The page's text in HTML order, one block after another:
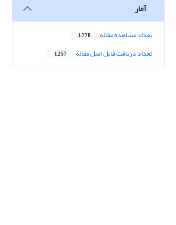
آمار
تعداد مشاهده مقاله 1,778
تعداد دریافت فایل اصل مقاله 1,257